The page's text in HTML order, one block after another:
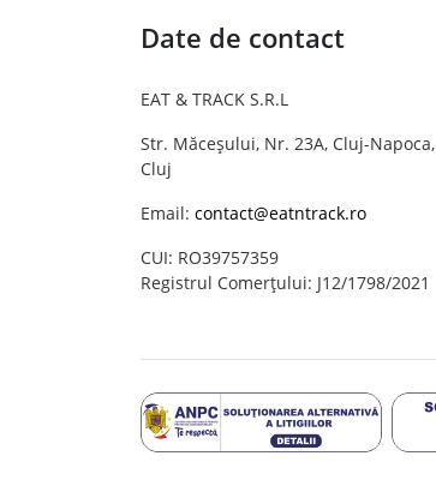
Date de contact
EAT & TRACK S.R.L
Str. Măceșului, Nr. 23A, Cluj-Napoca,
Cluj
Email: contact@eatntrack.ro
CUI: RO39757359
Registrul Comerțului: J12/1798/2021